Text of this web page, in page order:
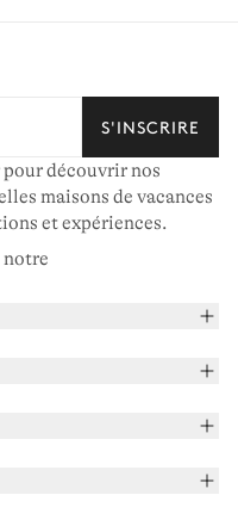
S'INSCRIRE
découvrir nos
maisons de vacances
et expériences.
notre